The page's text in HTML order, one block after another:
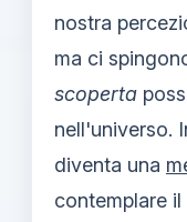
nostra
ma ci
scoperta
nell'universo.
diventa una
contemplare